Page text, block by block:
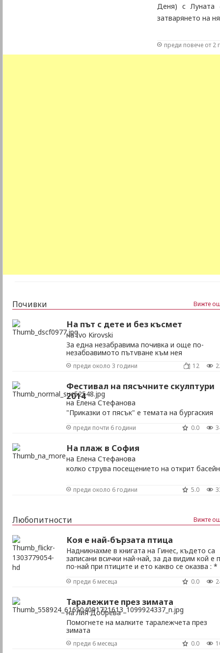
Деня) с Луната
затварянето на
преди повече от 2
Почивки Вижте
На път с дете и без късмет
на Ivo Kirovski
За една незабравима почивка и още по-
незабравимото пътуване към нея
преди около 3 години 12
Фестивал на пясъчните скулптури
2014
на Елена Стефанова
"Приказки от пясък" е темата на бургаския
фестивал на пясъчните фигури за тази
преди почти 6 години 0.0
На плаж в София
на Елена Стефанова
колко струва посещението на открит басейн
преди около 6 години 5.0
Любопитности Вижте
Коя е най-бързата птица
Надникнахме в книгата на Гинес, където са
записани всички най-най, за да видим кой е
по-най при птиците и ето какво се оказва : *
Щраусът е най-бързата земна птица,
скорост до 70 км/ч, което го прави истински
кликнете върху тях) * В полет обаче ...
преди 6 месеца 0.0
Таралежите през зимата
на Лия Добрева
Помогнете на малките таралежчета през
зимата
преди 6 месеца 0.0